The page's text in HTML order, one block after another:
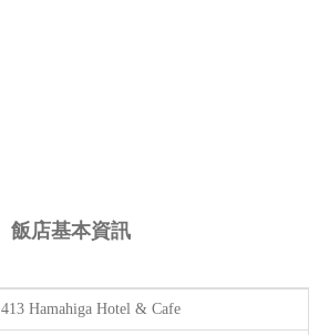
飯店基本資訊
413 Hamahiga Hotel & Cafe